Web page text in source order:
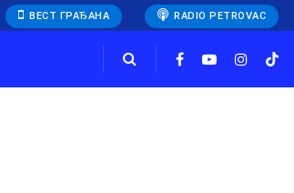
ВЕСТ ГРАЂАНА RADIO PETROVAC